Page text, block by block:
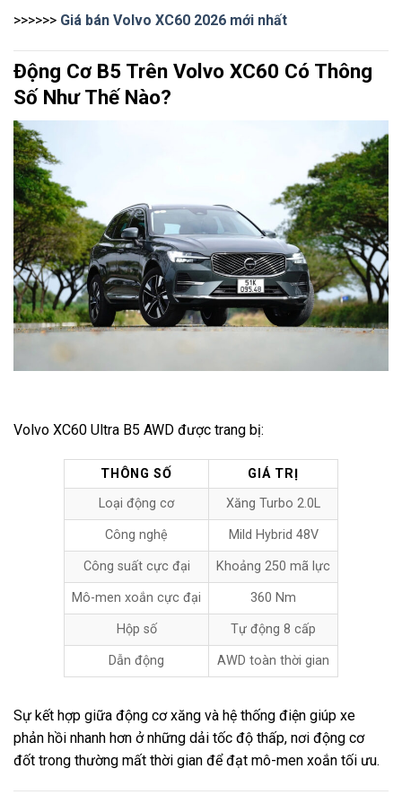
>>>>>> Giá bán Volvo XC60 2026 mới nhất
Động Cơ B5 Trên Volvo XC60 Có Thông
Số Như Thế Nào?
Volvo XC60 Ultra B5 AWD được trang bị:
THÔNG SỐ
GIÁ TRỊ
Loại động cơ
Xăng Turbo 2.0L
Công nghệ Mild Hybrid 48V
Công suất cực đại Khoảng 250 mã lực
Mô-men xoắn cực đại 360 Nm
Hộp số Tự động 8 cấp
Dẫn động AWD toàn thời gian
Sự kết hợp giữa động cơ xăng và hệ thống điện giúp xe
phản hồi nhanh hơn ở những dải tốc độ thấp, nơi động cơ
đốt trong thường mất thời gian để đạt mô-men xoắn tối ưu.